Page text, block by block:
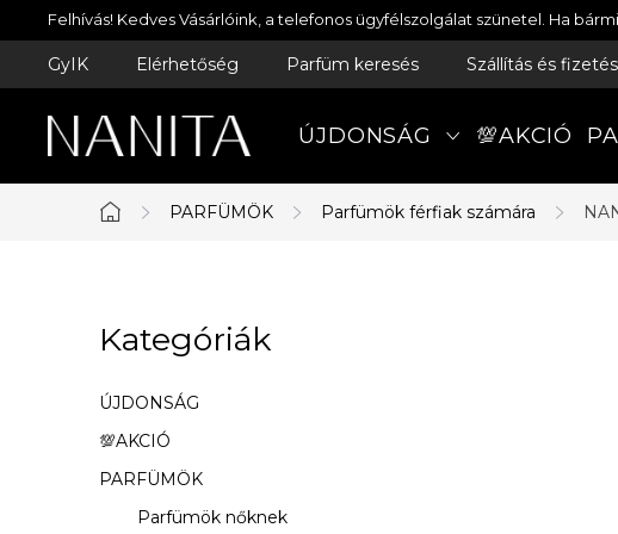
Ugrás
a
Felhívás! Kedves Vásárlóink, a telefonos ügyfélszolgálat szünetel. Ha
GyIK Elérhetőség Parfüm keresés Szállítás és fizetés
ÚJDONSÁG 💯AKCIÓ
Kezdőlap
PARFÜMÖK Parfümök férfiak számára
l
d
a
l
Kategóriák
átugrása
Kategóriák
ÚJDONSÁG
💯AKCIÓ
PARFÜMÖK
Parfümök nőknek